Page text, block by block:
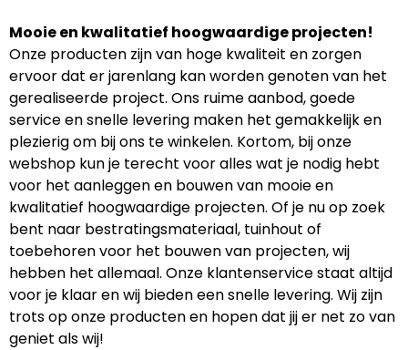
Mooie en kwalitatief hoogwaardige projecten!
Onze producten zijn van hoge kwaliteit en zorgen
ervoor dat er jarenlang kan worden genoten van het
gerealiseerde project. Ons ruime aanbod, goede
service en snelle levering maken het gemakkelijk en
plezierig om bij ons te winkelen. Kortom, bij onze
webshop kun je terecht voor alles wat je nodig hebt
voor het aanleggen en bouwen van mooie en
kwalitatief hoogwaardige projecten. Of je nu op zoek
bent naar bestratingsmateriaal, tuinhout of
toebehoren voor het bouwen van projecten, wij
hebben het allemaal. Onze klantenservice staat altijd
voor je klaar en wij bieden een snelle levering. Wij zijn
trots op onze producten en hopen dat jij er net zo van
geniet als wij!